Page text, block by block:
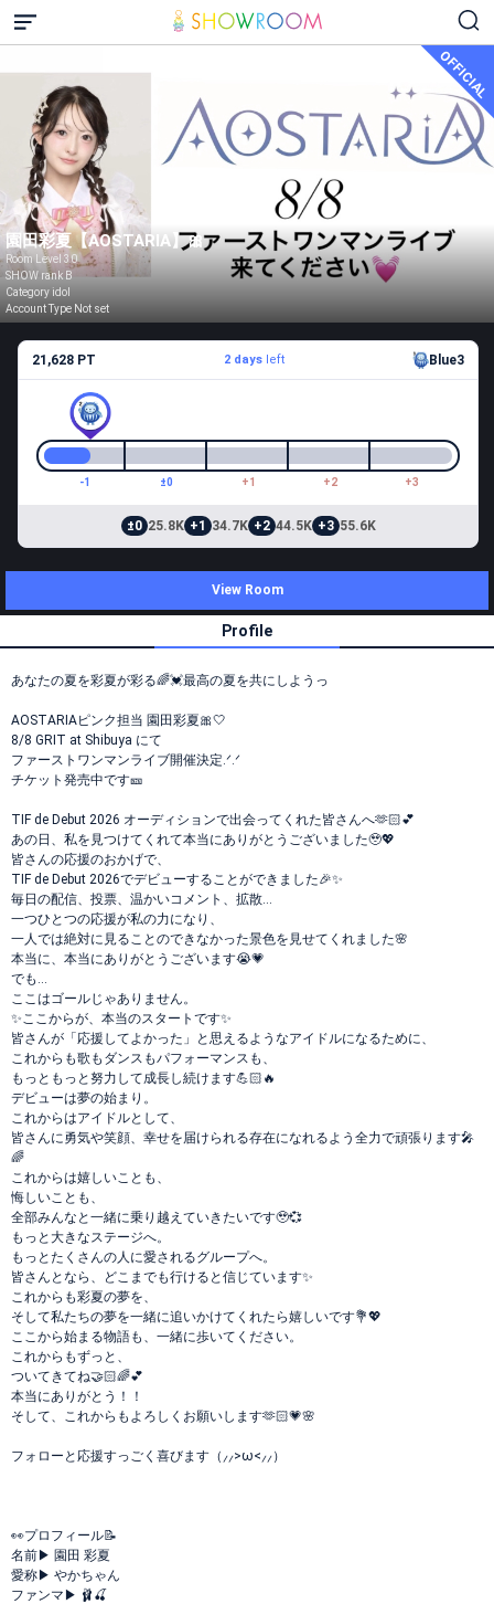
OFFICIAL
園田彩夏【AOSTARIA】🎀
Room Level 30
SHOW rank B
Category idol
Account Type Not set
21,628 PT 2 days left Blue3
-1 ±0 +1 +2 +3
±0 25.8K +1 34.7K +2 44.5K +3 55.6K
View Room
Profile
あなたの夏を彩夏が彩る🌈💓最高の夏を共にしようっ
AOSTARIAピンク担当 園田彩夏🎀🤍
8/8 GRIT at Shibuya にて
ファーストワンマンライブ開催決定.ᐟ.ᐟ
チケット発売中です🎫
TIF de Debut 2026 オーディションで出会ってくれた皆さんへ🫶🏻💕
あの日、私を見つけてくれて本当にありがとうございました🥹💖
皆さんの応援のおかげで、
TIF de Debut 2026でデビューすることができました🎉✨
毎日の配信、投票、温かいコメント、拡散…
一つひとつの応援が私の力になり、
一人では絶対に見ることのできなかった景色を見せてくれました🌸
本当に、本当にありがとうございます😭💗
でも…
ここはゴールじゃありません。
✨ここからが、本当のスタートです✨
皆さんが「応援してよかった」と思えるようなアイドルになるために、
これからも歌もダンスもパフォーマンスも、
もっともっと努力して成長し続けます💪🏻🔥
デビューは夢の始まり。
これからはアイドルとして、
皆さんに勇気や笑顔、幸せを届けられる存在になれるよう全力で頑張ります🎤
🌈
これからは嬉しいことも、
悔しいことも、
全部みんなと一緒に乗り越えていきたいです🥹💞
もっと大きなステージへ。
もっとたくさんの人に愛されるグループへ。
皆さんとなら、どこまでも行けると信じています✨
これからも彩夏の夢を、
そして私たちの夢を一緒に追いかけてくれたら嬉しいです💐💖
ここから始まる物語も、一緒に歩いてください。
これからもずっと、
ついてきてね🤝🏻🌈💕
本当にありがとう！！
そして、これからもよろしくお願いします🫶🏻💗🌸
フォローと応援すっごく喜びます（⸝⸝>ω<⸝⸝）
👀プロフィール📝
名前▶ 園田 彩夏
愛称▶ やかちゃん
ファンマ▶︎ 🩰🍒